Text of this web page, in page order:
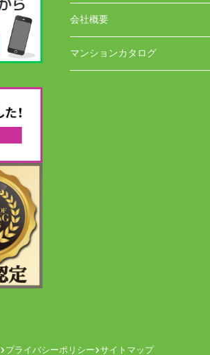
会社概要
マンションカタログ
プライバシーポリシー サイトマップ